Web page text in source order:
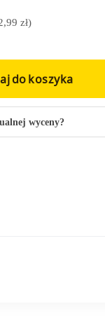
zł)
do koszyka
wyceny?